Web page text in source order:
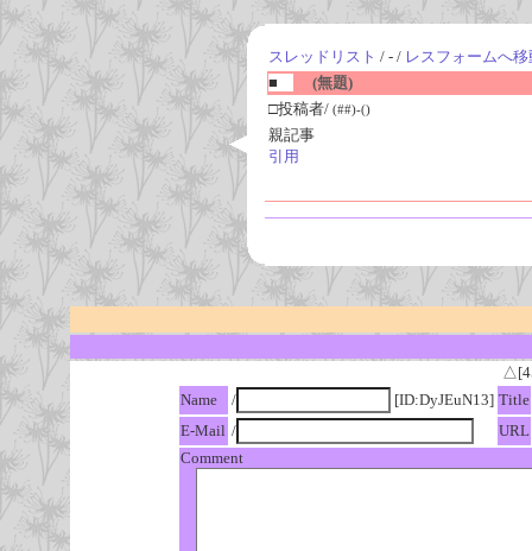
スレッドリスト / - / レスフォームへ移
■
(無題)
□投稿者/ (##)-()
親記事
引用
Name
/ [ID:DyJEuN13] Title
E-Mail /
URL
Comment